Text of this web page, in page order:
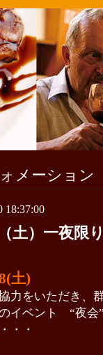
メーション
18:37:00
土）一夜限
土)
力をいただき、
イベント “夜
・・